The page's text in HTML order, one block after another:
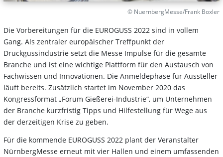
© NuernbergMesse/Frank Boxler
Die Vorbereitungen für die EUROGUSS 2022 sind in vollem
Gang. Als zentraler europäischer Treffpunkt der
Druckgussindustrie setzt die Messe Impulse für die gesamte
Branche und ist eine wichtige Plattform für den Austausch von
Fachwissen und Innovationen. Die Anmeldephase für Aussteller
läuft bereits. Zusätzlich startet im November 2020 das
Kongressformat „Forum Gießerei-Industrie“, um Unternehmen
der Branche kurzfristig Tipps und Hilfestellung für Wege aus
der derzeitigen Krise zu geben.
Für die kommende EUROGUSS 2022 plant der Veranstalter
NürnbergMesse erneut mit vier Hallen und einem umfassenden